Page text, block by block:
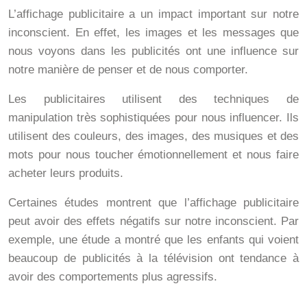
L’affichage publicitaire a un impact important sur notre
inconscient. En effet, les images et les messages que
nous voyons dans les publicités ont une influence sur
notre manière de penser et de nous comporter.
Les publicitaires utilisent des techniques de
manipulation très sophistiquées pour nous influencer. Ils
utilisent des couleurs, des images, des musiques et des
mots pour nous toucher émotionnellement et nous faire
acheter leurs produits.
Certaines études montrent que l’affichage publicitaire
peut avoir des effets négatifs sur notre inconscient. Par
exemple, une étude a montré que les enfants qui voient
beaucoup de publicités à la télévision ont tendance à
avoir des comportements plus agressifs.